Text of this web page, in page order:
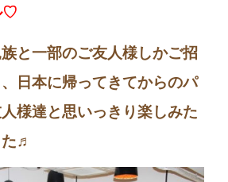
♡
と一部のご友人様しかご招
日本に帰ってきてからのパ
様達と思いっきり楽しみた
♬